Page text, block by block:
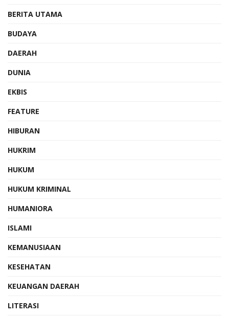
BERITA UTAMA
BUDAYA
DAERAH
DUNIA
EKBIS
FEATURE
HIBURAN
HUKRIM
HUKUM
HUKUM KRIMINAL
HUMANIORA
ISLAMI
KEMANUSIAAN
KESEHATAN
KEUANGAN DAERAH
LITERASI